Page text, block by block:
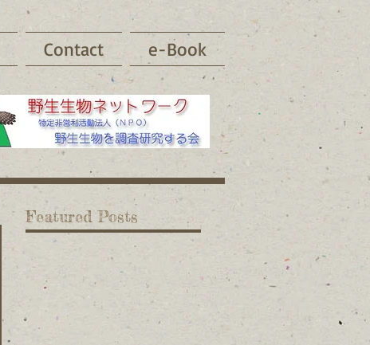
Contact e-Book
Featured Posts